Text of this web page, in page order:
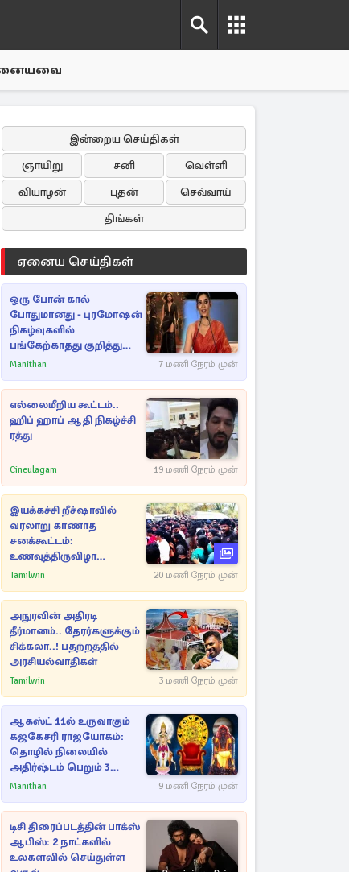
இன்றைய செய்திகள்
ஞாயிறு
சனி
வெள்ளி
வியாழன்
புதன்
செவ்வாய்
திங்கள்
ஏனைய செய்திகள்
ஒரு போன் கால்
போதுமானது - புரமோஷன்
நிகழ்வுகளில்
பங்கேற்காதது குறித்து
நயன்தாரா ஓபன் டாக்!
Manithan 7 மணி நேரம் முன்
எல்லைமீறிய கூட்டம்..
ஹிப் ஹாப் ஆதி நிகழ்ச்சி
ரத்து
Cineulagam 19 மணி நேரம் முன்
இயக்கச்சி றீச்ஷாவில்
வரலாறு காணாத
சனக்கூட்டம்:
உணவுத்திருவிழா
இடைநிறுத்தம்
Tamilwin 20 மணி நேரம் முன்
அநுரவின் அதிரடி
தீர்மானம்.. தேரர்களுக்கும்
சிக்கலா..! பதற்றத்தில்
அரசியல்வாதிகள்
Tamilwin 3 மணி நேரம் முன்
ஆகஸ்ட் 11ல் உருவாகும்
கஜகேசரி ராஜயோகம்:
தொழில் நிலையில்
அதிர்ஷ்டம் பெறும் 3
ராசிகள்!
Manithan 9 மணி நேரம் முன்
டிசி திரைப்படத்தின் பாக்ஸ்
ஆபிஸ்: 2 நாட்களில்
உலகளவில் செய்துள்ள